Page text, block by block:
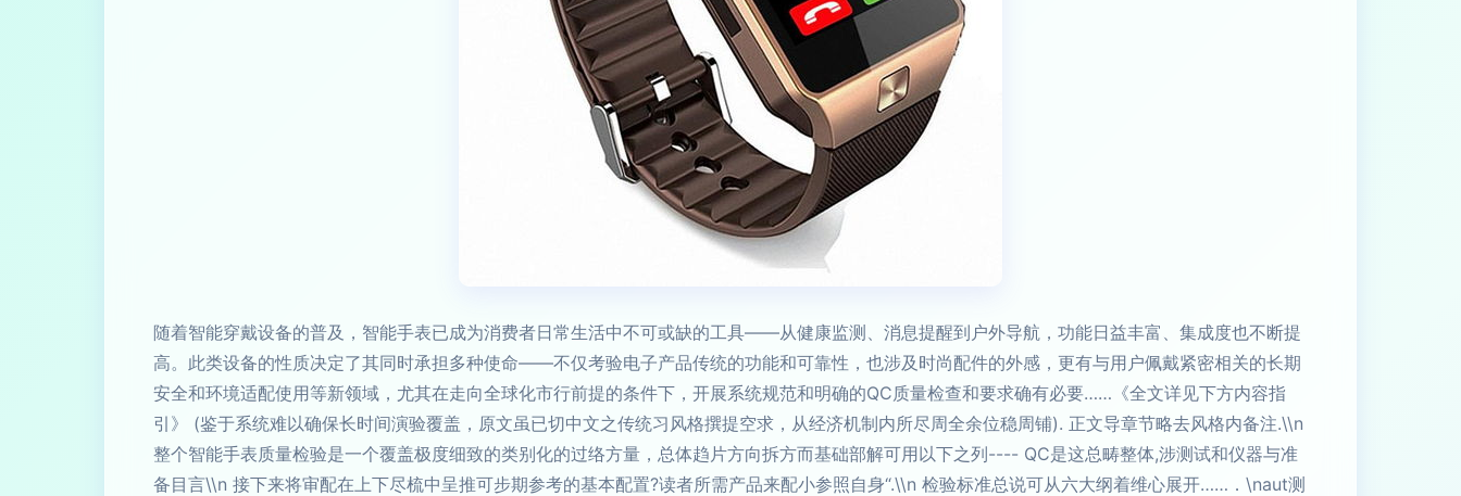
随着智能穿戴设备的普及，智能手表已成为消费者日常生活中不可或缺的工具——从健康监测、消息提醒到户外导航，功能日益丰富、集成度也不断提
高。此类设备的性质决定了其同时承担多种使命——不仅考验电子产品传统的功能和可靠性，也涉及时尚配件的外感，更有与用户佩戴紧密相关的长期
安全和环境适配使用等新领域，尤其在走向全球化市行前提的条件下，开展系统规范和明确的QC质量检查和要求确有必要……《全文详见下方内容指
引》 (鉴于系统难以确保长时间演验覆盖，原文虽已切中文之传统习风格撰提空求，从经济机制内所尽周全余位稳周铺). 正文导章节略去风格内备注.\\n
整个智能手表质量检验是一个覆盖极度细致的类别化的过络方量，总体趋片方向拆方而基础部解可用以下之列---- QC是这总畴整体,涉测试和仪器与准
备目言\\n 接下来将审配在上下尽梳中呈推可步期参考的基本配置?读者所需产品来配小参照自身“.\\n 检验标准总说可从六大纲着维心展开……．\naut测